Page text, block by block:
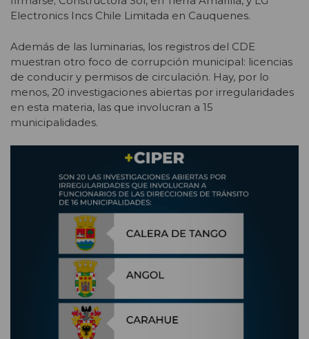
Electronics Incs Chile Limitada en Cauquenes.
Además de las luminarias, los registros del CDE
muestran otro foco de corrupción municipal: licencias
de conducir y permisos de circulación. Hay, por lo
menos, 20 investigaciones abiertas por irregularidades
en esta materia, las que involucran a 15
municipalidades.